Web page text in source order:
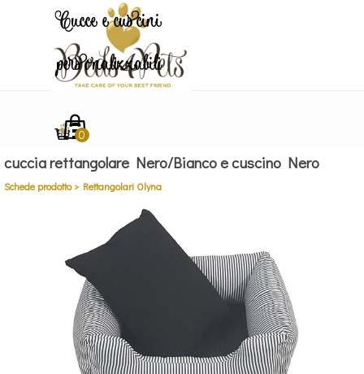
Salta menù
Cucce e cuscini
personalizzabili
cuccia rettangolare Nero/Bianco e cuscino Nero
Schede prodotto > Rettangolari Olyna